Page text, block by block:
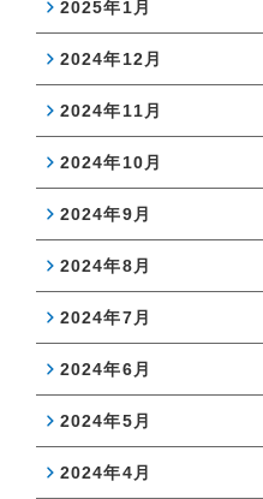
2025年1月
2024年12月
2024年11月
2024年10月
2024年9月
2024年8月
2024年7月
2024年6月
2024年5月
2024年4月